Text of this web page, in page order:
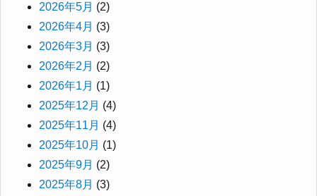
2026年5月 (2)
2026年4月 (3)
2026年3月 (3)
2026年2月 (2)
2026年1月 (1)
2025年12月 (4)
2025年11月 (4)
2025年10月 (1)
2025年9月 (2)
2025年8月 (3)